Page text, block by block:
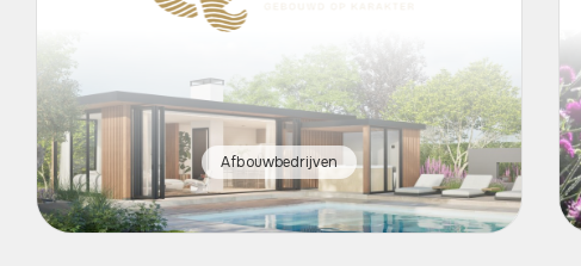
Afbouwbedrijven